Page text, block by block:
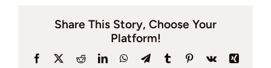
2011
Share This Story, Choose Your
Platform!
Facebook RedditLinkedInWhatsApp
TelegramTumblr Pinterest
Vk
Xing